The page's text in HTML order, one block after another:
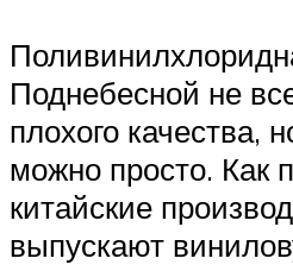
Поднебесной не
плохого качества,
можно просто. Как
китайские
выпускают